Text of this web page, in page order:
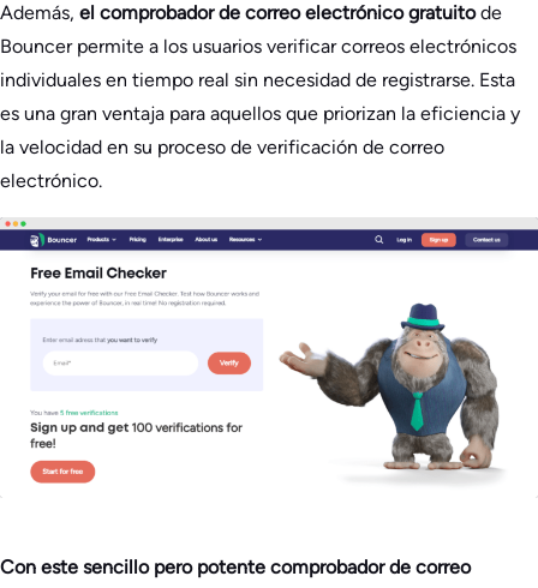
Además, el comprobador de correo electrónico gratuitode
Bouncer permite a los usuarios verificar correos electrónicos
individuales en tiempo real sin necesidad de registrarse. Esta
es una gran ventaja para aquellos que priorizan la eficiencia y
la velocidad en su proceso de verificación de correo
electrónico.
Con este sencillo pero potente comprobador de correo